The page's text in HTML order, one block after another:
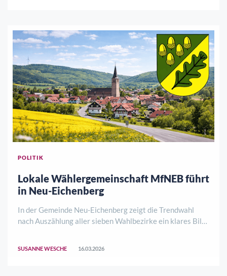
POLITIK
Lokale Wählergemeinschaft MfNEB führt
in Neu-Eichenberg
In der Gemeinde Neu-Eichenberg zeigt die Trendwahl
nach Auszählung aller sieben Wahlbezirke ein klares Bild:
SUSANNE WESCHE 16.03.2026